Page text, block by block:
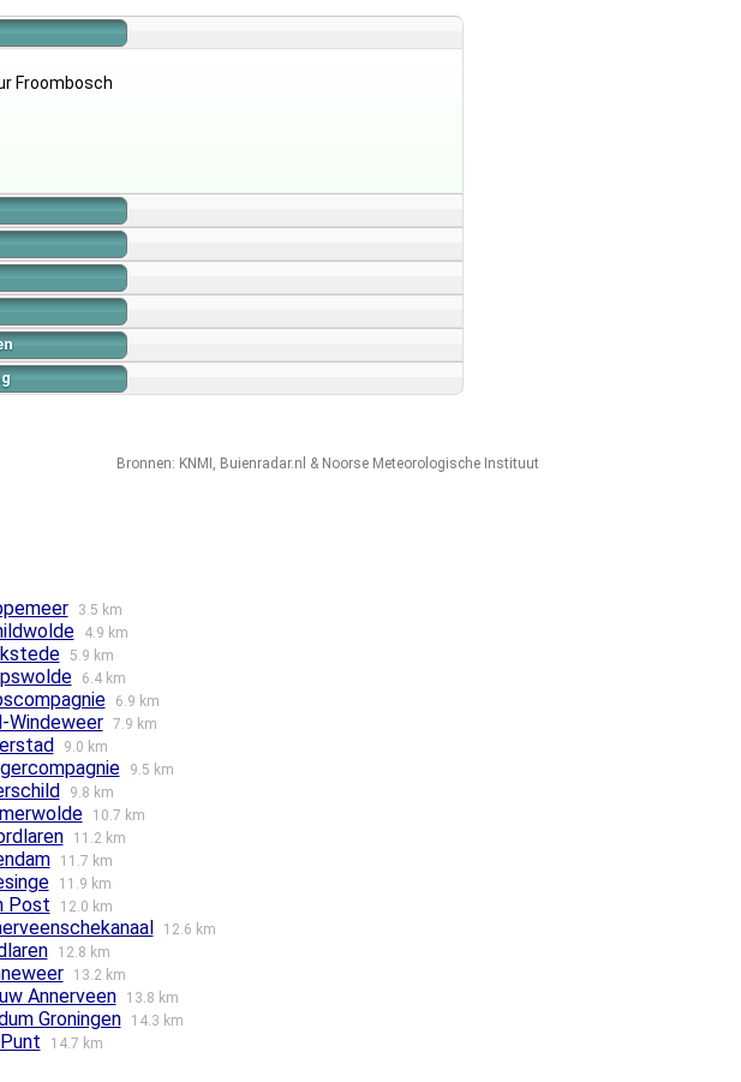
Bronnen: KNMI , Buienradar.nl & Noorse Meteorologische Instituut
3.5 km
4.9 km
5.9 km
6.4 km
6.9 km
Windeweer 7.9 km
9.0 km
9.5 km
9.8 km
10.7 km
11.2 km
11.7 km
11.9 km
Post 12.0 km
12.6 km
12.8 km
13.2 km
Annerveen 13.8 km
Groningen 14.3 km
14.7 km